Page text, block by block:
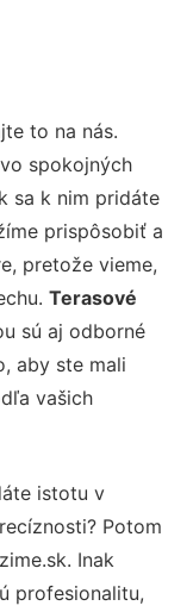
to na nás.
spokojných
sa k nim pridáte
prispôsobiť a
pretože vieme,
Terasové
sú aj odborné
aby ste mali
vašich
istotu v
Potom
Inak
profesionalitu,